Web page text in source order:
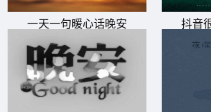
一天一句暖心话晚安 抖音